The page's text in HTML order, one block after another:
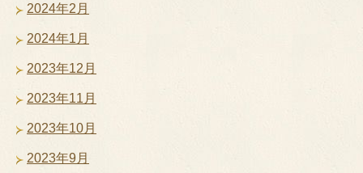
2024年2月
2024年1月
2023年12月
2023年11月
2023年10月
2023年9月